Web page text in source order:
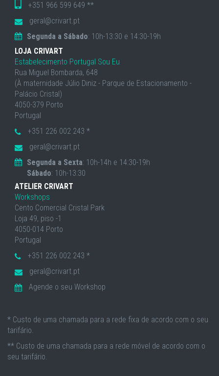
+351 966 599 649 **
geral@crivart.pt
Segunda a Sábado: 10h-13:30 e 14:30-19h
LOJA CRIVART
Estabelecimento Portugal Sou Eu
Rua Miguel Bombarda, 648
(À maternidade Júlio Diniz - Parque de Estacionamento -
Palácio Cristal)
4050-379 Porto
Portugal
+351 226 002 243 *
geral@crivart.pt
Segunda a Sexta: 10h-14h e 14:30-19h
Sábado: 10h-13:30
ATELIER CRIVART
Workshops
Cento Comercial Cristal Park
Loja 49, piso -1
4050-014 Porto
Portugal
+351 226 002 243 *
geral@crivart.pt
Agende o seu Workshop
* Custo de uma chamada para a rede fixa de acordo com o seu
tarifário.
** Custo de uma chamada para a rede móvel de acordo com o
seu tarifário.